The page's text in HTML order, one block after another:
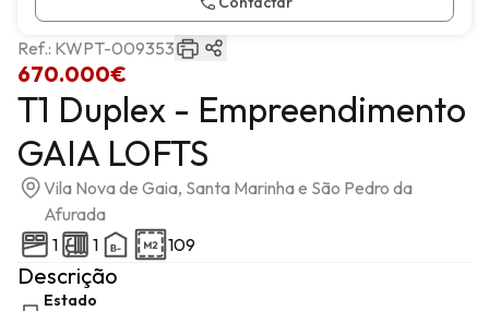
670.000€
Ref.: KWPT-009353
T1 Duplex - Empreendimento
GAIA LOFTS
Vila Nova de Gaia, Santa Marinha e São Pedro da
Afurada
1
1 109
Descrição
Estado